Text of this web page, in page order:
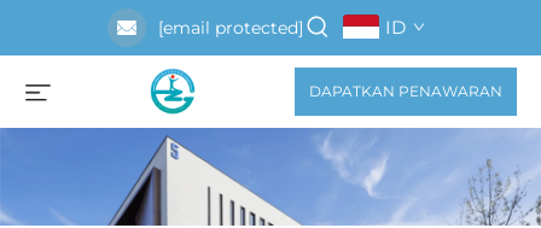
[email protected] ID
DAPATKAN PENAWARAN